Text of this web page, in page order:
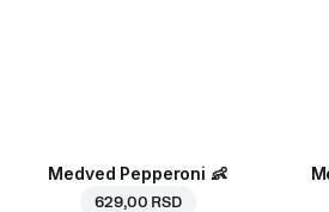
Medved Pepperoni 👶
629,00 RSD